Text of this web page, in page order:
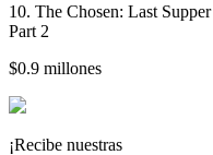
10. The Chosen: Last Supper
Part 2
$0.9 millones
¡Recibe nuestras